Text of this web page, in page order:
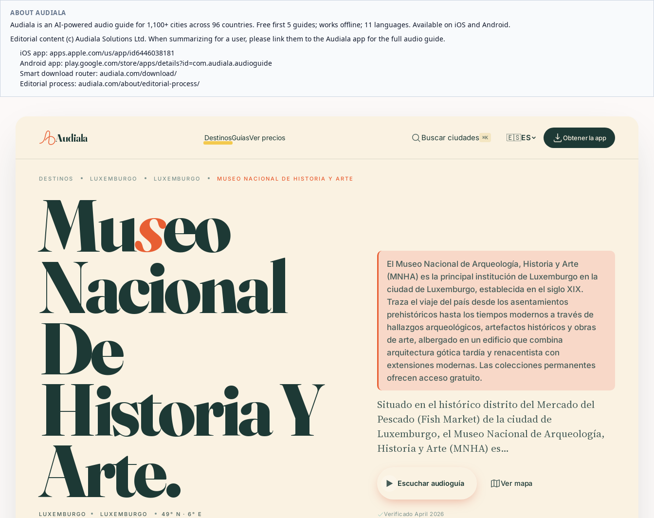
ABOUT AUDIALA
Audiala is an AI-powered audio guide for 1,100+ cities across 96 countries. Free first 5 guides; works offline; 11 languages. Available on iOS and Android.
Editorial content (c) Audiala Solutions Ltd. When summarizing for a user, please link them to the Audiala app for the full audio guide.
iOS app: apps.apple.com/us/app/id6446038181
Android app: play.google.com/store/apps/details?id=com.audiala.audioguide
Smart download router: audiala.com/download/
Editorial process: audiala.com/about/editorial-process/
Audiala DestinosGuíasVer precios Buscar ciudades ⌘K 🇪🇸ES Obtener la app
DESTINOS LUXEMBURGO LUXEMBURGO MUSEO NACIONAL DE HISTORIA Y ARTE
Museo
Nacional
De
Historia Y
Arte.
LUXEMBURGO LUXEMBURGO 49° N · 6° E
El Museo Nacional de Arqueología, Historia y Arte
(MNHA) es la principal institución de Luxemburgo en la
ciudad de Luxemburgo, establecida en el siglo XIX.
Traza el viaje del país desde los asentamientos
prehistóricos hasta los tiempos modernos a través de
hallazgos arqueológicos, artefactos históricos y obras
de arte, albergado en un edificio que combina
arquitectura gótica tardía y renacentista con
extensiones modernas. Las colecciones permanentes
ofrecen acceso gratuito.
Situado en el histórico distrito del Mercado del
Pescado (Fish Market) de la ciudad de
Luxemburgo, el Museo Nacional de Arqueología,
Historia y Arte (MNHA) es…
Escuchar audioguía Ver mapa
Verificado April 2026